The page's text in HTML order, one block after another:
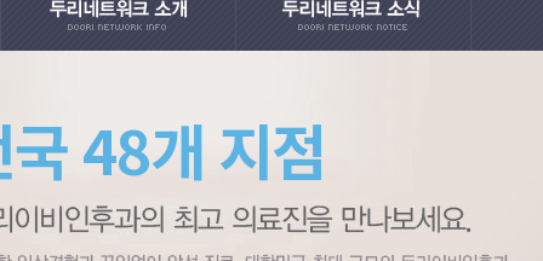
· English
· 日本語
· 언론보도
· 사회공헌
48개 지점